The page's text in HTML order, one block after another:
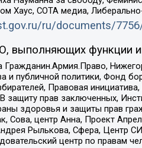
Хаус, СОТА медиа,
ru/documents/
выполняющих функции
Гражданин.Армия.Право,
и публичной политики, Фонд
Правовая
защиту прав заключенных,
здоровья и защиты прав
Сова, центр Анна, Проект
Рылькова, Сфера, Центр
центр по правам